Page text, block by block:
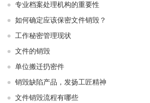
专业档案处理机构的重要性
如何确定应该保密文件销毁？
工作秘密管理现状
文件的销毁
单位搬迁扔密件
销毁缺陷产品，发扬工匠精神
文件销毁流程有哪些